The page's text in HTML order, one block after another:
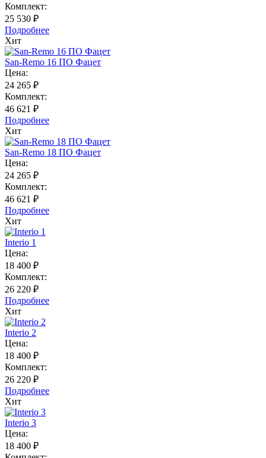
Комплект:
25 530 ₽
Подробнее
Хит
San-Remo 16 ПО Фацет
Цена:
24 265 ₽
Комплект:
46 621 ₽
Подробнее
Хит
San-Remo 18 ПО Фацет
Цена:
24 265 ₽
Комплект:
46 621 ₽
Подробнее
Хит
Interio 1
Цена:
18 400 ₽
Комплект:
26 220 ₽
Подробнее
Хит
Interio 2
Цена:
18 400 ₽
Комплект:
26 220 ₽
Подробнее
Хит
Interio 3
Цена:
18 400 ₽